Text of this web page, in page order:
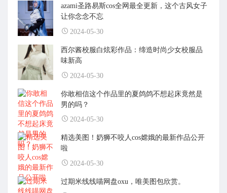
azami圣路易斯cos全网最全更新，这个古风女子
让你念念不忘
2024-05-30
西尔酱校服白炫彩作品：缔造时尚少女校服品
味新高
2024-05-30
你敢相信这个作品里的夏鸽鸽不想起床竟然是
男的吗？
2024-05-30
精选美图！奶狮不咬人cos嫦娥的最新作品公开
啦
2024-05-30
过期米线线喵网盘oxu，唯美图包欣赏。